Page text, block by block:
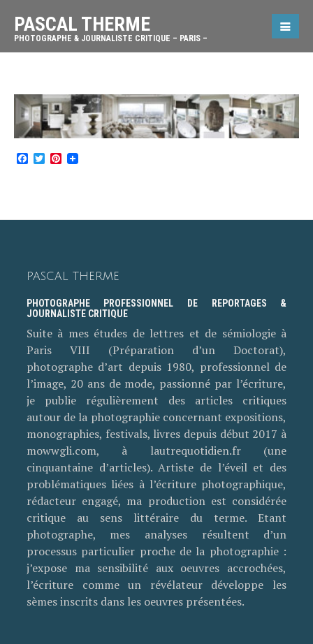
PASCAL THERME
PHOTOGRAPHE & JOURNALISTE CRITIQUE – PARIS –
Facebook
TwitterPinterest
PASCAL THERME
PHOTOGRAPHE PROFESSIONNEL DE REPORTAGES &
JOURNALISTE CRITIQUE
Suite à mes études de lettres et de sémiologie à
Paris VIII (Préparation d’un Doctorat),
photographe d’art depuis 1980, professionnel de
l’image, 20 ans de mode, passionné par l’écriture,
je publie régulièrement des articles critiques
autour de la photographie concernant expositions,
monographies, festivals, livres depuis début 2017 à
mowwgli.com, à lautrequotidien.fr (une
cinquantaine d’articles). Artiste de l’éveil et des
problématiques liées à l’écriture photographique,
rédacteur engagé, ma production est considérée
critique au sens littéraire du terme. Etant
photographe, mes analyses résultent d’un
processus particulier proche de la photographie :
j’expose ma sensibilité aux oeuvres accrochées,
l’écriture comme un révélateur développe les
sèmes inscrits dans les oeuvres présentées.